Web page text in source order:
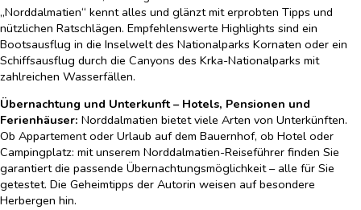
„Norddalmatien“ kennt alles und glänzt mit erprobten Tipps und
nützlichen Ratschlägen. Empfehlenswerte Highlights sind ein
Bootsausflug in die Inselwelt des Nationalparks Kornaten oder ein
Schiffsausflug durch die Canyons des Krka-Nationalparks mit
zahlreichen Wasserfällen.
Übernachtung und Unterkunft – Hotels, Pensionen und
Ferienhäuser: Norddalmatien bietet viele Arten von Unterkünften.
Ob Appartement oder Urlaub auf dem Bauernhof, ob Hotel oder
Campingplatz: mit unserem Norddalmatien-Reiseführer finden Sie
garantiert die passende Übernachtungsmöglichkeit – alle für Sie
getestet. Die Geheimtipps der Autorin weisen auf besondere
Herbergen hin.